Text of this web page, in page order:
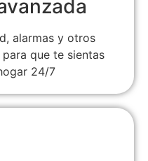
alarmas y otros
que te sientas
24/7